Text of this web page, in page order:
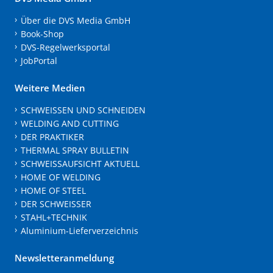
Über die DVS Media GmbH
Book-Shop
DVS-Regelwerksportal
JobPortal
Weitere Medien
SCHWEISSEN UND SCHNEIDEN
WELDING AND CUTTING
DER PRAKTIKER
THERMAL SPRAY BULLETIN
SCHWEISSAUFSICHT AKTUELL
HOME OF WELDING
HOME OF STEEL
DER SCHWEISSER
STAHL+TECHNIK
Aluminium-Lieferverzeichnis
Newsletteranmeldung